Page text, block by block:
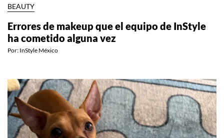
BEAUTY
Errores de makeup que el equipo de InStyle
ha cometido alguna vez
Por: InStyle México